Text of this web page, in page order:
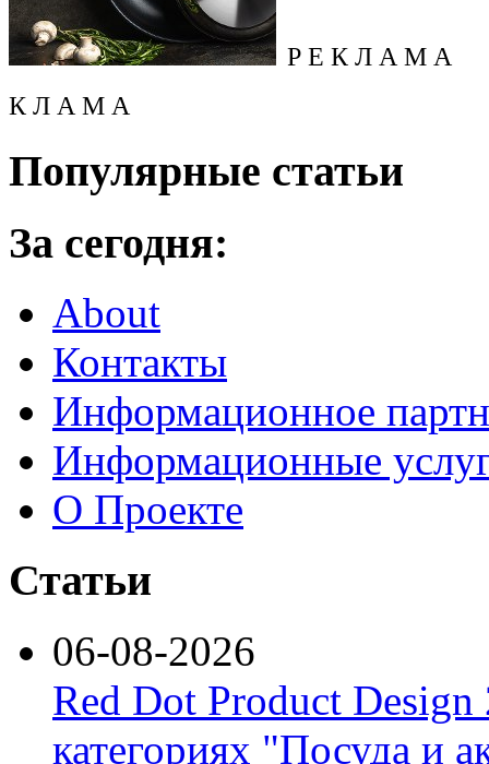
Р Е К Л А М А
К Л А М А
Популярные статьи
За сегодня:
About
Контакты
Информационное
Информационные
О Проекте
Статьи
06-08-2026
Red Dot Product Design
категориях "Посуда и